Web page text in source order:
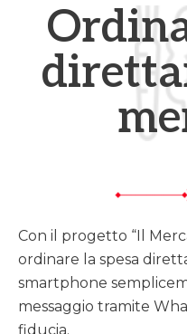
Con il progetto “Il
ordinare la spesa
smartphone
messaggio tramite
fiducia.